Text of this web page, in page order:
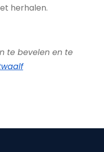
herhalen.
te bevelen en te